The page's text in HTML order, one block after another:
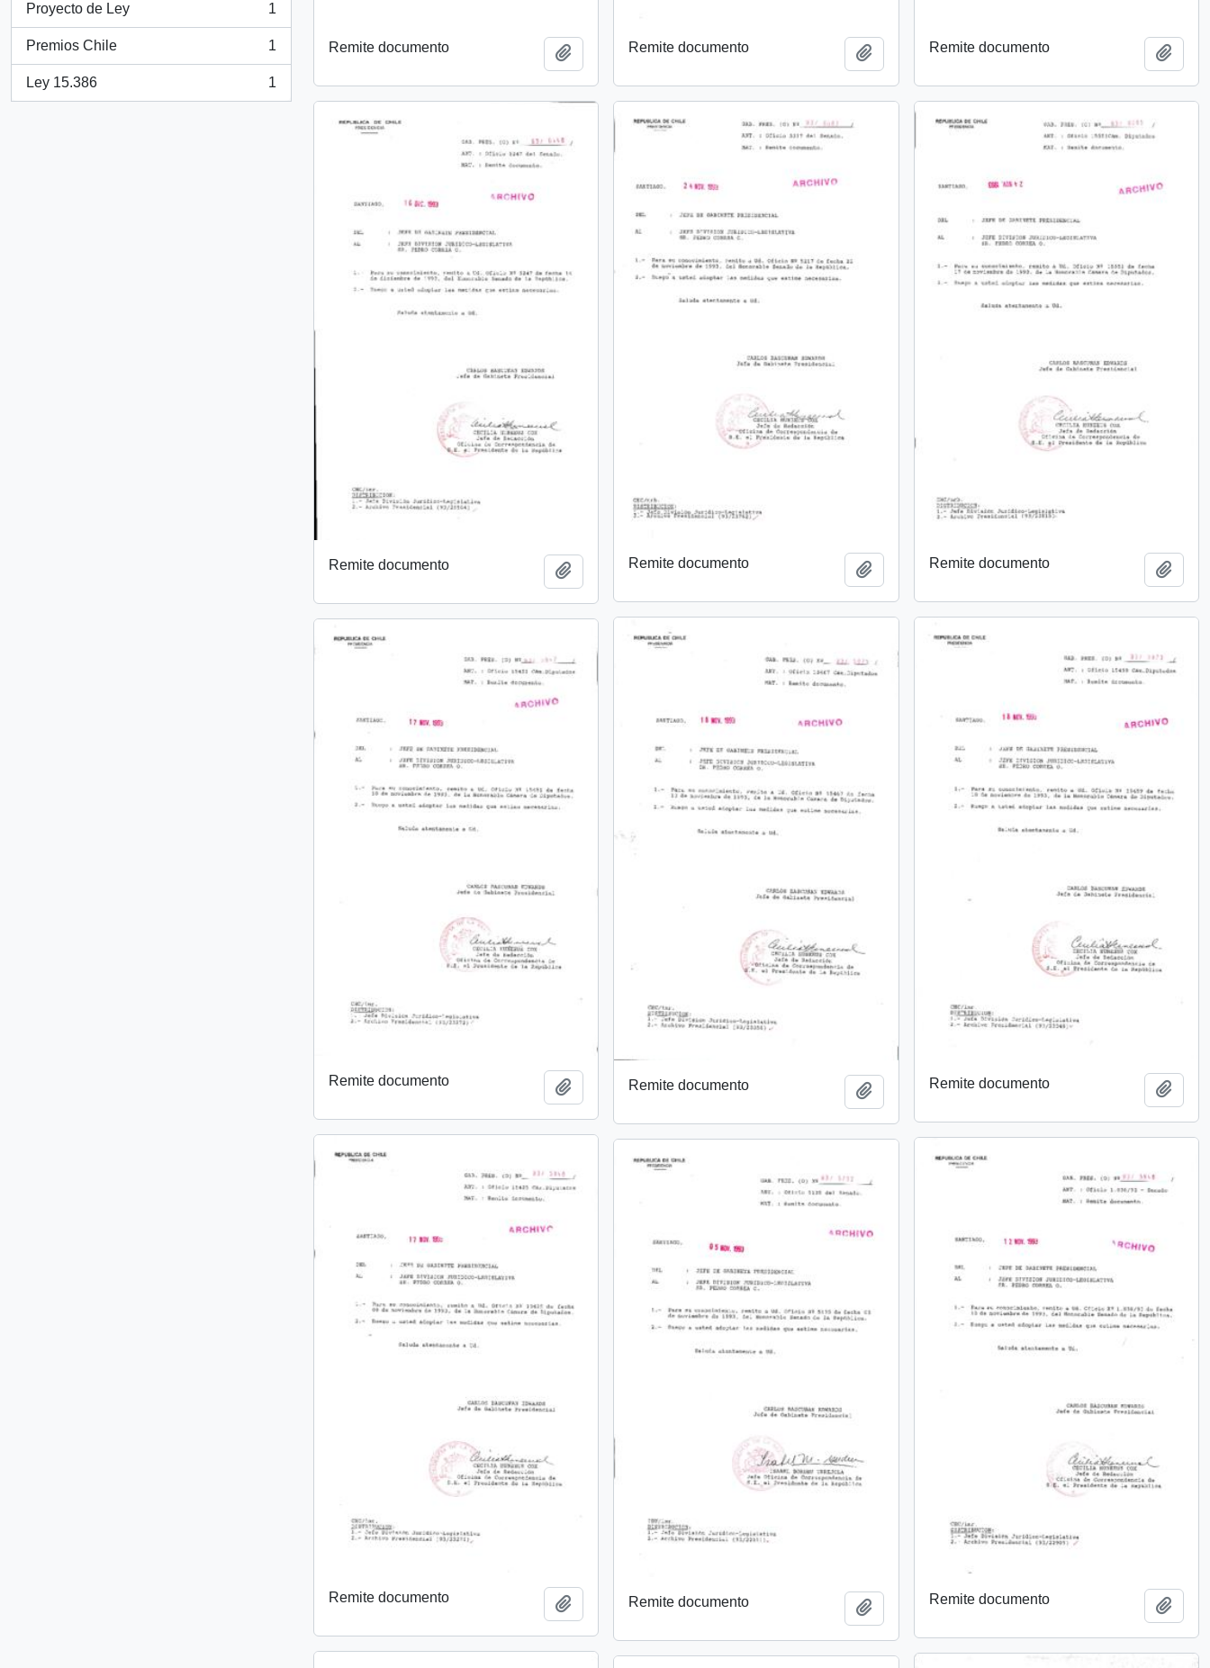
Proyecto de Ley
, 1 resultados
1
Premios Chile
, 1 resultados
1
Ley 15.386
, 1 resultados
1
Remite documento
Remite documento Añadir al portapapeles
Remite documento Añadir al portapapeles
Remite documento Añadir al portapapeles
Remite documento Añadir al portapapeles
Remite documento
Remite documento Añadir al portapapeles
Remite documento
Remite documento Añadir al portapapeles
Remite documento Añadir al portapapeles Remite documento
Remite documento Añadir al portapapeles